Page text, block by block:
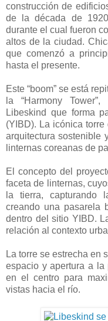
construcción de
de la década de
durante el cual fueron
altos de la ciudad.
que comenzó a
hasta el presente.
Este “boom” se está
la “Harmony
Libeskind que forma
(YIBD). La icónica
arquitectura sostenible
linternas coreanas de
El concepto del
faceta de linternas,
la tierra, capturando
creando una pasarela
dentro del sitio YIBD.
relación al contexto
La torre se estrecha en
espacio y apertura a la
en el centro para
vistas hacia el río.